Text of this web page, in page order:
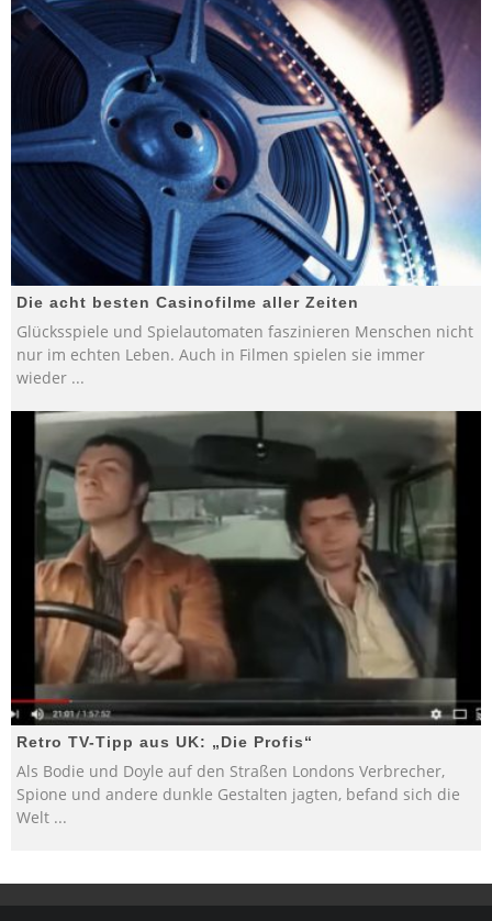
Die acht besten Casinofilme aller Zeiten
Glücksspiele und Spielautomaten faszinieren Menschen nicht
nur im echten Leben. Auch in Filmen spielen sie immer
wieder ...
Retro TV-Tipp aus UK: „Die Profis“
Als Bodie und Doyle auf den Straßen Londons Verbrecher,
Spione und andere dunkle Gestalten jagten, befand sich die
Welt ...